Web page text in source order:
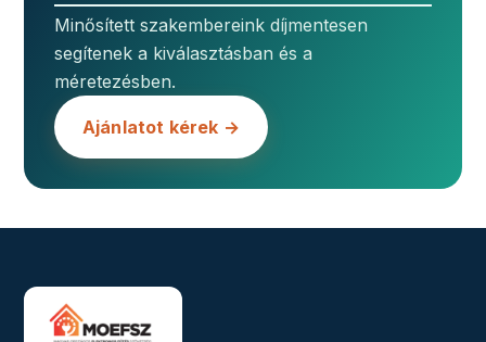
Minősített szakembereink díjmentesen
segítenek a kiválasztásban és a
méretezésben.
Ajánlatot kérek →